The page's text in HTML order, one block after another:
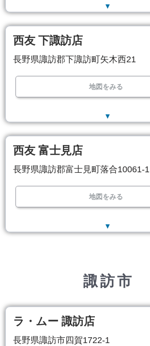
▼
西友 下諏訪店
長野県諏訪郡下諏訪町矢木西21
地図をみる
▼
西友 富士見店
長野県諏訪郡富士見町落合10061-1
地図をみる
▼
諏訪市
ラ・ムー 諏訪店
長野県諏訪市四賀1722-1